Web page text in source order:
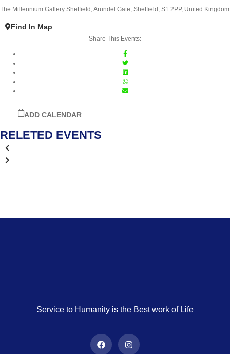
The Millennium Gallery Sheffield, Arundel Gate, Sheffield, S1 2PP, United Kingdom
Find In Map
Share This Events:
ADD CALENDAR
RELETED EVENTS
Service to Humanity is the Best work of Life